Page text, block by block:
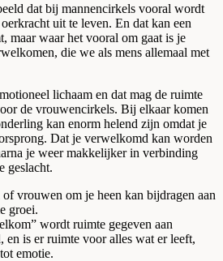
dat bij mannencirkels vooral wordt
uit te leven. En dat kan een
maar waar het vooral om gaat is je
die we als mens allemaal met
lichaam en dat mag de ruimte
de vrouwencirkels. Bij elkaar komen
kan enorm helend zijn omdat je
Dat je verwelkomd kan worden
je weer makkelijker in verbinding
geslacht.
vrouwen om je heen kan bijdragen aan
groei.
wordt ruimte gegeven aan
en is er ruimte voor alles wat er leeft,
emotie.